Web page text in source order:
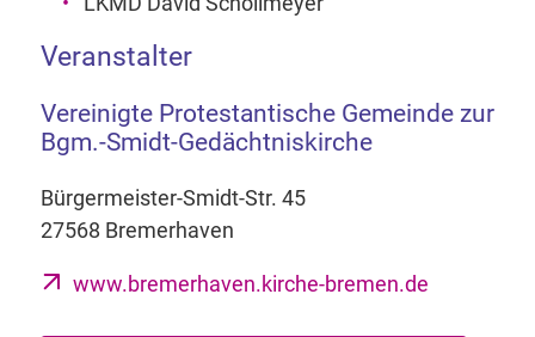
Veranstalter
Vereinigte Protestantische Gemeinde zur
Bgm.-Smidt-Gedächtniskirche
Bürgermeister-Smidt-Str. 45
27568 Bremerhaven
www.bremerhaven.kirche-bremen.de